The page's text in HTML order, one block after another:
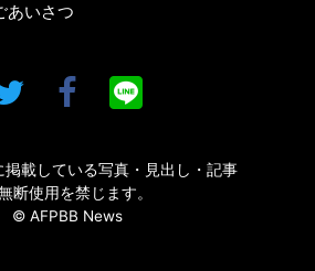
あいさつ
掲載している写真・見出し・記事
断使用を禁じます。
© AFPBB News